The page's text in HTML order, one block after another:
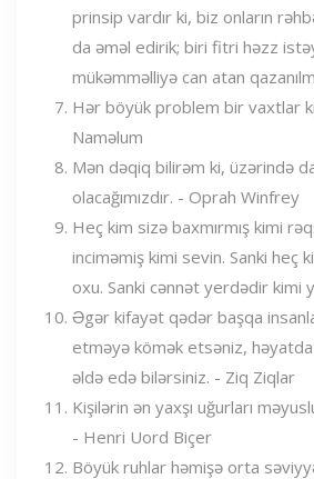
prinsip vardır ki, biz onların
da əməl edirik; biri fitri həzz
mükəmməlliyə can atan
Hər böyük problem bir vaxtlar
Naməlum
Mən dəqiq bilirəm ki, üzərində
olacağımızdır. - Oprah Winfrey
Heç kim sizə baxmırmış kimi
inciməmiş kimi sevin. Sanki heç
oxu. Sanki cənnət yerdədir kimi
Əgər kifayət qədər başqa
etməyə kömək etsəniz,
əldə edə bilərsiniz. - Ziq Ziqlar
Kişilərin ən yaxşı uğurları
- Henri Uord Biçer
Böyük ruhlar həmişə orta